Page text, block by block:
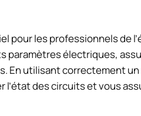
pour les professionnels de
paramètres électriques,
En utilisant correctement
des circuits et vous